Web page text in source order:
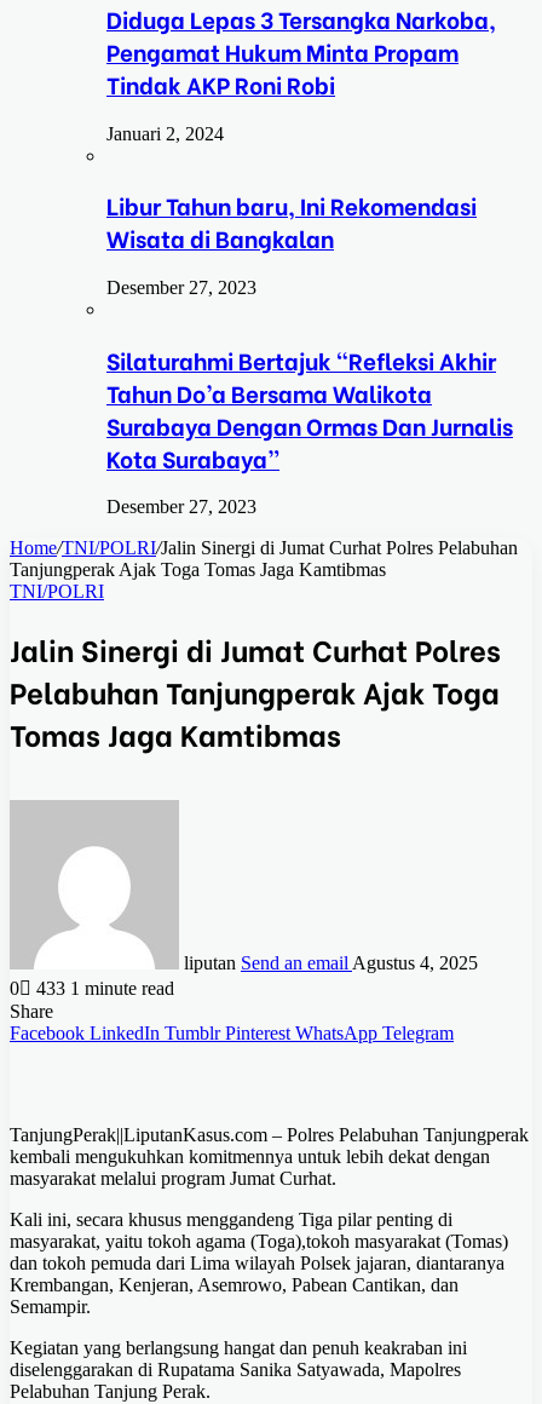
Diduga Lepas 3 Tersangka Narkoba,
Pengamat Hukum Minta Propam
Tindak AKP Roni Robi
Januari 2, 2024
Libur Tahun baru, Ini Rekomendasi
Wisata di Bangkalan
Desember 27, 2023
Silaturahmi Bertajuk “Refleksi Akhir
Tahun Do’a Bersama Walikota
Surabaya Dengan Ormas Dan Jurnalis
Kota Surabaya”
Desember 27, 2023
Home/TNI/POLRI/Jalin Sinergi di Jumat Curhat Polres Pelabuhan
Tanjungperak Ajak Toga Tomas Jaga Kamtibmas
TNI/POLRI
Jalin Sinergi di Jumat Curhat Polres
Pelabuhan Tanjungperak Ajak Toga
Tomas Jaga Kamtibmas
liputan Send an email Agustus 4, 2025
0
433 1 minute read
Share
Facebook LinkedIn Tumblr Pinterest WhatsApp Telegram
TanjungPerak||LiputanKasus.com – Polres Pelabuhan Tanjungperak
kembali mengukuhkan komitmennya untuk lebih dekat dengan
masyarakat melalui program Jumat Curhat.
Kali ini, secara khusus menggandeng Tiga pilar penting di
masyarakat, yaitu tokoh agama (Toga),tokoh masyarakat (Tomas)
dan tokoh pemuda dari Lima wilayah Polsek jajaran, diantaranya
Krembangan, Kenjeran, Asemrowo, Pabean Cantikan, dan
Semampir.
Kegiatan yang berlangsung hangat dan penuh keakraban ini
diselenggarakan di Rupatama Sanika Satyawada, Mapolres
Pelabuhan Tanjung Perak.